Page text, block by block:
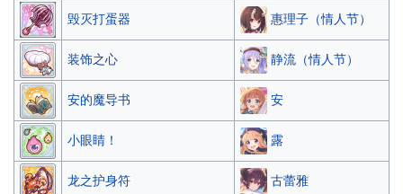
毁灭打蛋器 惠理子（情人节）
装饰之心 静流（情人节）
安的魔导书 安
小眼睛！ 露
龙之护身符 古蕾雅